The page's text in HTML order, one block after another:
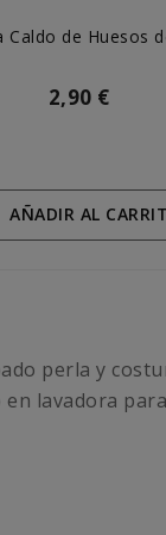
Caldo de Huesos
2,90 €
AÑADIR AL
perla y
lavadora